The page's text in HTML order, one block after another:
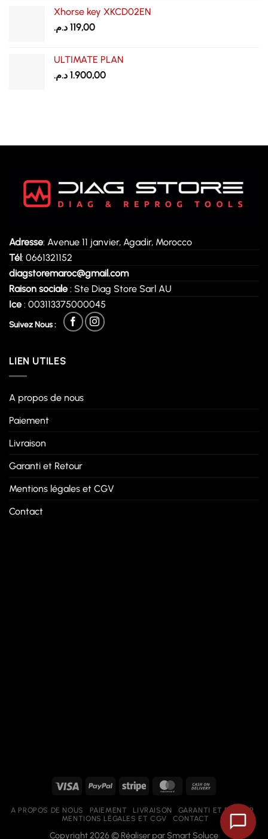
Xhorse key XKCD02EN
119,00 د.م.
ULTIMATE PLAN
1.900,00 د.م.
Adresse: Avenue 11 janvier, Agadir, Morocco
Tél: 0661321152
diagstoremaroc@gmail.com
Raison sociale : Ste Diag Store Sarl AU
Ice : 003113375000045
Suivez Nous :
LIEN UTILES
A propos de nous
Paiement
Livraison
Garanti et Retour
Mentions légales et CGV
Contact
Visa PayPal Stripe MasterCard
Delivery
A PROPOS DE NOUS PAIEMENT LIVRAISON
GARANTI ET RETOUR
MENTIONS LÉGALES ET CGV
CONTACT
Copyright 2026 © Réaliser parSmart Soluce